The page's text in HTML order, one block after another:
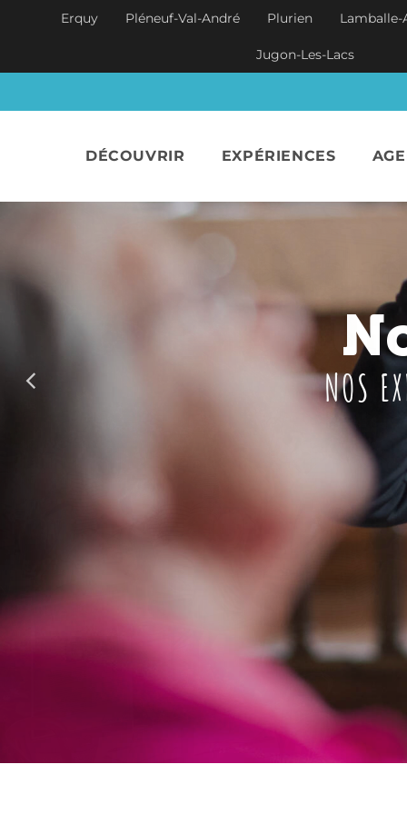
Aller au contenu principal
Erquy Pléneuf-Val-André Plurien
Jugon-Les-Lacs
DÉCOUVRIR EXPÉRIENCES
NOS